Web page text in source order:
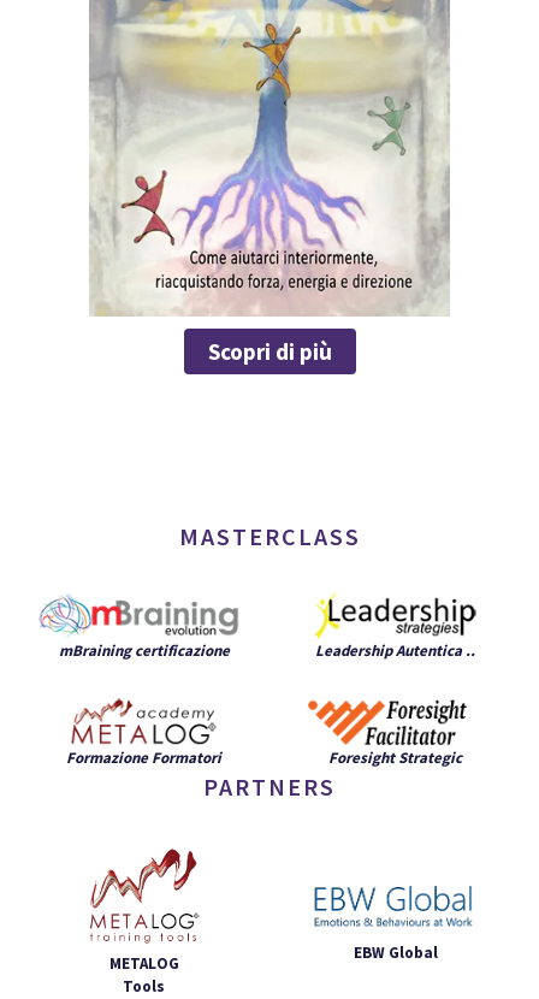
Scopri di più
MASTERCLASS
mBraining certificazione Leadership Autentica ..
Formazione Formatori Foresight Strategic
PARTNERS
METALOG
Tools
EBW Global